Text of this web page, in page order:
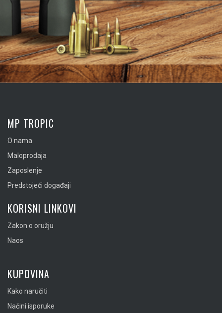
MP TROPIC
O nama
Maloprodaja
Zaposlenje
Predstojeći događaji
KORISNI LINKOVI
Zakon o oružju
Naos
KUPOVINA
Kako naručiti
Načini isporuke